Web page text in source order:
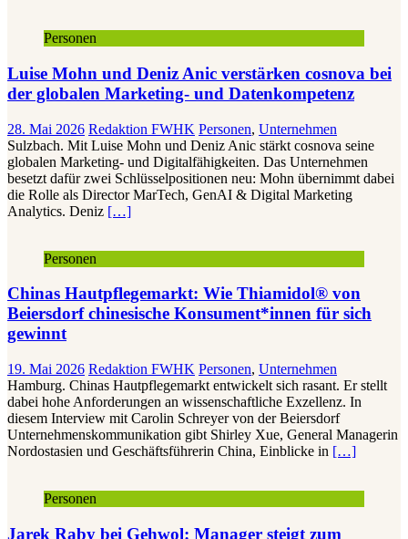
Personen
Luise Mohn und Deniz Anic verstärken cosnova bei
der globalen Marketing- und Datenkompetenz
28. Mai 2026 Redaktion FWHK Personen, Unternehmen
Sulzbach. Mit Luise Mohn und Deniz Anic stärkt cosnova seine
globalen Marketing- und Digitalfähigkeiten. Das Unternehmen
besetzt dafür zwei Schlüsselpositionen neu: Mohn übernimmt dabei
die Rolle als Director MarTech, GenAI & Digital Marketing
Analytics. Deniz […]
Personen
Chinas Hautpflegemarkt: Wie Thiamidol® von
Beiersdorf chinesische Konsument*innen für sich
gewinnt
19. Mai 2026 Redaktion FWHK Personen, Unternehmen
Hamburg. Chinas Hautpflegemarkt entwickelt sich rasant. Er stellt
dabei hohe Anforderungen an wissenschaftliche Exzellenz. In
diesem Interview mit Carolin Schreyer von der Beiersdorf
Unternehmenskommunikation gibt Shirley Xue, General Managerin
Nordostasien und Geschäftsführerin China, Einblicke in […]
Personen
Jarek Raby bei Gehwol: Manager steigt zum